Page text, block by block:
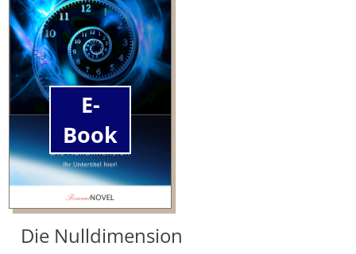
E-
Book
Die Nulldimension